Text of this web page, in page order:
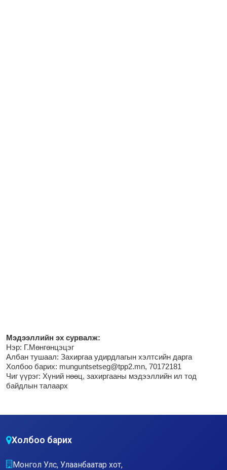
Мэдээллийн эх сурвалж:
Нэр: Г.Мөнгөнцэцэг
Албан тушаал: Захиргаа удирдлагын хэлтсийн дарга
Холбоо барих: munguntsetseg@tpp2.mn, 70172181
Чиг үүрэг: Хүний нөөц, захиргааны мэдээллийн ил тод
байдлын талаарх
Холбоо барих
Монгол Улс, Улаанбаатар хот,